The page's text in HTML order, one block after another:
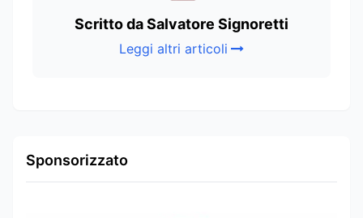
Scritto da Salvatore Signoretti
Leggi altri articoli
Sponsorizzato